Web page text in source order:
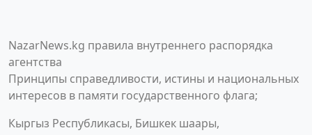
NazarNews.kg правила внутреннего распорядка
агентства
Принципы справедливости, истины и национальных
интересов в памяти государственного флага;
Кыргыз Республикасы, Бишкек шаары,